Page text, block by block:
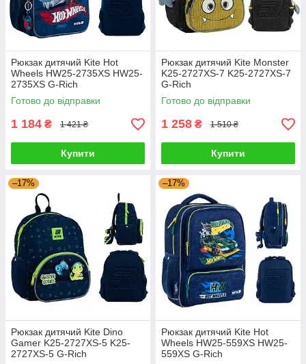
Рюкзак дитячий Kite Hot
Wheels HW25-2735ХS HW25-
2735ХS G-Rich
Готово до відправки
1 184 ₴ 1 421 ₴
Купити
Рюкзак дитячий Kite Monster
K25-2727ХS-7 K25-2727ХS-7
G-Rich
Готово до відправки
1 258 ₴ 1 510 ₴
Купити
–17%
Рюкзак дитячий Kite Dino
Gamer K25-2727ХS-5 K25-
2727ХS-5 G-Rich
–17%
Рюкзак дитячий Kite Hot
Wheels HW25-559ХS HW25-
559ХS G-Rich